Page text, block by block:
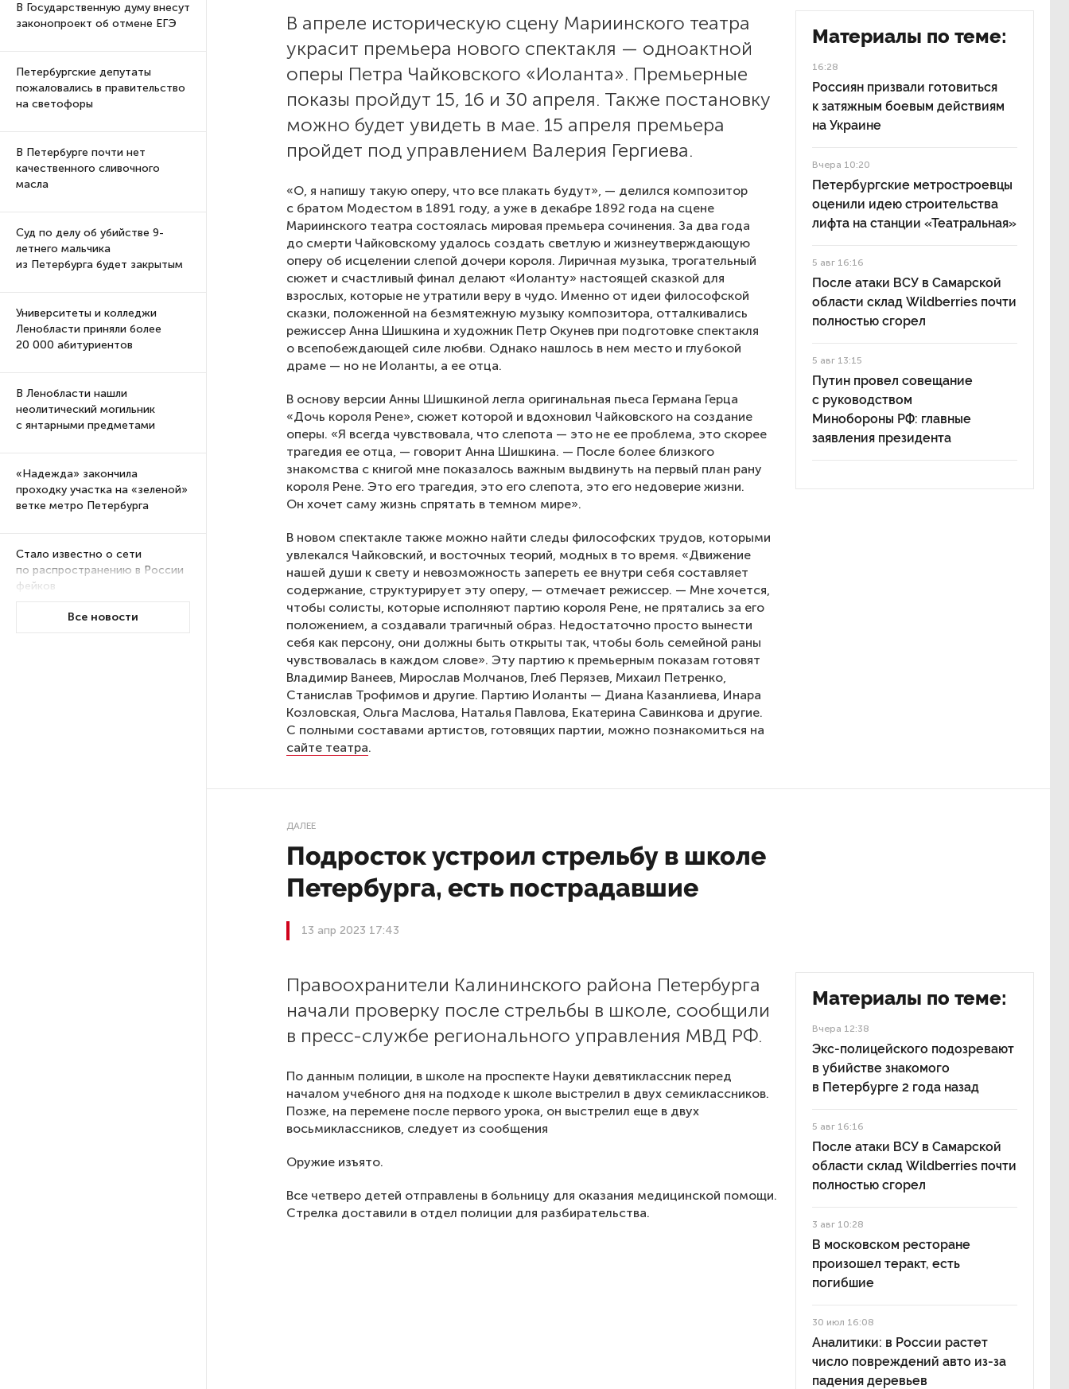
В Государственную думу внесут
законопроект об отмене ЕГЭ
Петербургские депутаты
пожаловались в правительство
на светофоры
В Петербурге почти нет
качественного сливочного
масла
Суд по делу об убийстве 9-
летнего мальчика
из Петербурга будет закрытым
Университеты и колледжи
Ленобласти приняли более
20 000 абитуриентов
В Ленобласти нашли
неолитический могильник
с янтарными предметами
«Надежда» закончила
проходку участка на «зеленой»
ветке метро Петербурга
Стало известно о сети
по распространению в России
фейков
Все новости
В апреле историческую сцену Мариинского театра
украсит премьера нового спектакля — одноактной
оперы Петра Чайковского «Иоланта». Премьерные
показы пройдут 15, 16 и 30 апреля. Также постановку
можно будет увидеть в мае. 15 апреля премьера
пройдет под управлением Валерия Гергиева.
«О, я напишу такую оперу, что все плакать будут», — делился композитор
с братом Модестом в 1891 году, а уже в декабре 1892 года на сцене
Мариинского театра состоялась мировая премьера сочинения. За два года
до смерти Чайковскому удалось создать светлую и жизнеутверждающую
оперу об исцелении слепой дочери короля. Лиричная музыка, трогательный
сюжет и счастливый финал делают «Иоланту» настоящей сказкой для
взрослых, которые не утратили веру в чудо. Именно от идеи философской
сказки, положенной на безмятежную музыку композитора, отталкивались
режиссер Анна Шишкина и художник Петр Окунев при подготовке спектакля
о всепобеждающей силе любви. Однако нашлось в нем место и глубокой
драме — но не Иоланты, а ее отца.
В основу версии Анны Шишкиной легла оригинальная пьеса Германа Герца
«Дочь короля Рене», сюжет которой и вдохновил Чайковского на создание
оперы. «Я всегда чувствовала, что слепота — это не ее проблема, это скорее
трагедия ее отца, — говорит Анна Шишкина. — После более близкого
знакомства с книгой мне показалось важным выдвинуть на первый план рану
короля Рене. Это его трагедия, это его слепота, это его недоверие жизни.
Он хочет саму жизнь спрятать в темном мире».
В новом спектакле также можно найти следы философских трудов, которыми
увлекался Чайковский, и восточных теорий, модных в то время. «Движение
нашей души к свету и невозможность запереть ее внутри себя составляет
содержание, структурирует эту оперу, — отмечает режиссер. — Мне хочется,
чтобы солисты, которые исполняют партию короля Рене, не прятались за его
положением, а создавали трагичный образ. Недостаточно просто вынести
себя как персону, они должны быть открыты так, чтобы боль семейной раны
чувствовалась в каждом слове». Эту партию к премьерным показам готовят
Владимир Ванеев, Мирослав Молчанов, Глеб Перязев, Михаил Петренко,
Станислав Трофимов и другие. Партию Иоланты — Диана Казанлиева, Инара
Козловская, Ольга Маслова, Наталья Павлова, Екатерина Савинкова и другие.
С полными составами артистов, готовящих партии, можно познакомиться на
сайте театра.
Материалы по теме:
16:28
Россиян призвали готовиться
к затяжным боевым действиям
на Украине
Вчера 10:20
Петербургские метростроевцы
оценили идею строительства
лифта на станции «Театральная»
5 авг 16:16
После атаки ВСУ в Самарской
области склад Wildberries почти
полностью сгорел
5 авг 13:15
Путин провел совещание
с руководством
Минобороны РФ: главные
заявления президента
ДАЛЕЕ
Подросток устроил стрельбу в школе
Петербурга, есть пострадавшие
13 апр 2023 17:43
Правоохранители Калининского района Петербурга
начали проверку после стрельбы в школе, сообщили
в пресс-службе регионального управления МВД РФ.
По данным полиции, в школе на проспекте Науки девятиклассник перед
началом учебного дня на подходе к школе выстрелил в двух семиклассников.
Позже, на перемене после первого урока, он выстрелил еще в двух
восьмиклассников, следует из сообщения
Оружие изъято.
Все четверо детей отправлены в больницу для оказания медицинской помощи.
Стрелка доставили в отдел полиции для разбирательства.
Материалы по теме:
Вчера 12:38
Экс-полицейского подозревают
в убийстве знакомого
в Петербурге 2 года назад
5 авг 16:16
После атаки ВСУ в Самарской
области склад Wildberries почти
полностью сгорел
3 авг 10:28
В московском ресторане
произошел теракт, есть
погибшие
30 июл 16:08
Аналитики: в России растет
число повреждений авто из-за
падения деревьев